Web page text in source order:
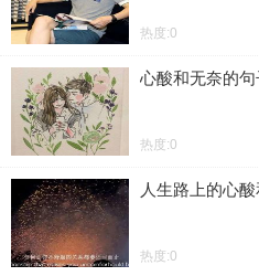
热度:0
心酸和无奈的句
热度:0
人生路上的心
热度:0